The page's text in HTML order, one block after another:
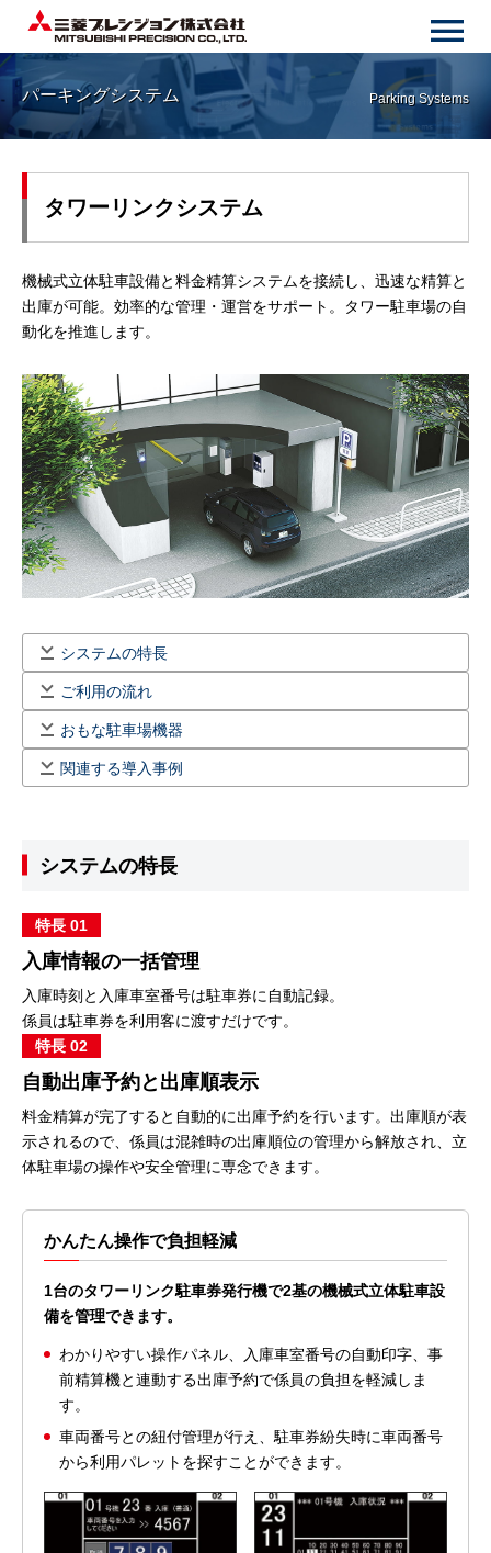
パーキングシステム Parking Systems
タワーリンクシステム
機械式立体駐車設備と料金精算システムを接続し、迅速な精算と
出庫が可能。効率的な管理・運営をサポート。タワー駐車場の自
動化を推進します。
システムの特長
ご利用の流れ
おもな駐車場機器
関連する導入事例
システムの特長
特長 01
入庫情報の一括管理
入庫時刻と入庫車室番号は駐車券に自動記録。
係員は駐車券を利用客に渡すだけです。
特長 02
自動出庫予約と出庫順表示
料金精算が完了すると自動的に出庫予約を行います。出庫順が表
示されるので、係員は混雑時の出庫順位の管理から解放され、立
体駐車場の操作や安全管理に専念できます。
かんたん操作で負担軽減
1台のタワーリンク駐車券発行機で2基の機械式立体駐車設
備を管理できます。
わかりやすい操作パネル、入庫車室番号の自動印字、事
前精算機と連動する出庫予約で係員の負担を軽減しま
す。
車両番号との紐付管理が行え、駐車券紛失時に車両番号
から利用パレットを探すことができます。